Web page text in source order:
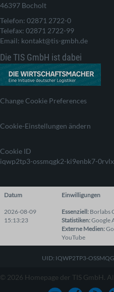
46397 Bocholt
Telefon: 02871 2722-0
Telefax: 02871 2722-99
Email: kontakt@tis-gmbh.de
Die TIS GmbH ist dabei
Change Cookie Preferences
Cookie-Einstellungen ändern
Cookie ID
iqwp2tp3-ossmqgk2-ki9enbk7-
Datum Einwilligungen
2026-08-09
15:13:23
Essenziell: Borlabs
Statistiken:Google
Externe Medien:
YouTube
UID: IQWP2TP3-
© 2026 Homepage der TIS GmbH.